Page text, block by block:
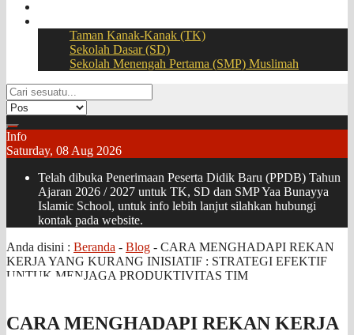
Taman Kanak-Kanak (TK)
Sekolah Dasar (SD)
Sekolah Menengah Pertama (SMP) Muslimah
Info
Saturday, 08 Aug 2026
Telah dibuka Penerimaan Peserta Didik Baru (PPDB) Tahun
Ajaran 2026 / 2027 untuk TK, SD dan SMP Yaa Bunayya
Islamic School, untuk info lebih lanjut silahkan hubungi
kontak pada website.
Anda disini : Beranda - Blog - CARA MENGHADAPI REKAN
KERJA YANG KURANG INISIATIF : STRATEGI EFEKTIF
UNTUK MENJAGA PRODUKTIVITAS TIM
CARA MENGHADAPI REKAN KERJA